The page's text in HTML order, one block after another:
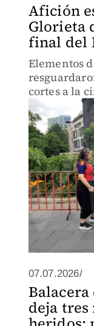
Afición
Glorieta
final del
Elementos
cortes a la
07.07.2026/
deja tres